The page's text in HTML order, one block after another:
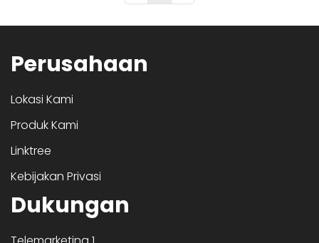
Perusahaan
Lokasi Kami
Produk Kami
Linktree
Kebijakan Privasi
Dukungan